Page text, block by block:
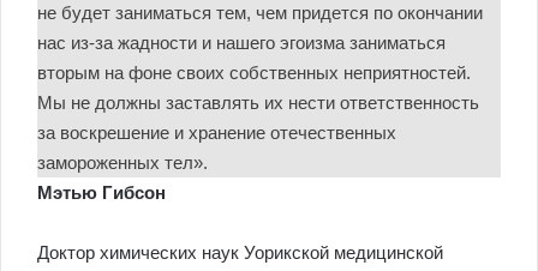
не будет заниматься тем, чем придется по окончании
нас из-за жадности и нашего эгоизма заниматься
вторым на фоне своих собственных неприятностей.
Мы не должны заставлять их нести ответственность
за воскрешение и хранение отечественных
замороженных тел».
Мэтью Гибсон
Доктор химических наук Уорикской медицинской